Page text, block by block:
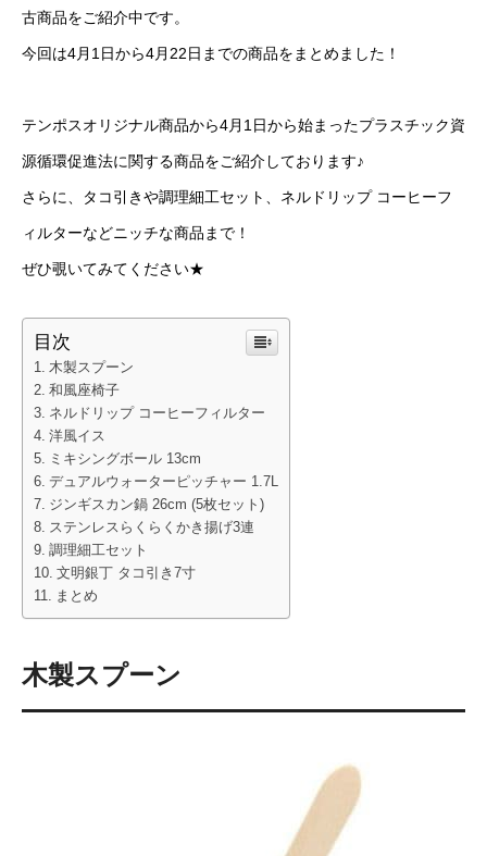
古商品をご紹介中です。
今回は4月1日から4月22日までの商品をまとめました！
テンポスオリジナル商品から4月1日から始まったプラスチック資
源循環促進法に関する商品をご紹介しております♪
さらに、タコ引きや調理細工セット、ネルドリップ コーヒーフ
ィルターなどニッチな商品まで！
ぜひ覗いてみてください★
目次
木製スプーン
和風座椅子
ネルドリップ コーヒーフィルター
洋風イス
ミキシングボール 13cm
デュアルウォーターピッチャー 1.7L
ジンギスカン鍋 26cm (5枚セット)
ステンレスらくらくかき揚げ3連
調理細工セット
文明銀丁 タコ引き7寸
まとめ
木製スプーン